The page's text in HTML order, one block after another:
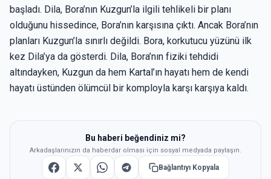
başladı. Dila, Bora’nın Kuzgun’la ilgili tehlikeli bir planı
olduğunu hissedince, Bora’nın karşısına çıktı. Ancak Bora’nın
planları Kuzgun’la sınırlı değildi. Bora, korkutucu yüzünü ilk
kez Dila’ya da gösterdi. Dila, Bora’nın fiziki tehdidi
altındayken, Kuzgun da hem Kartal’ın hayatı hem de kendi
hayatı üstünden ölümcül bir komployla karşı karşıya kaldı.
Bu haberi beğendiniz mi?
Arkadaşlarınızın da haberdar olması için sosyal medyada paylaşın.
Bağlantıyı Kopyala